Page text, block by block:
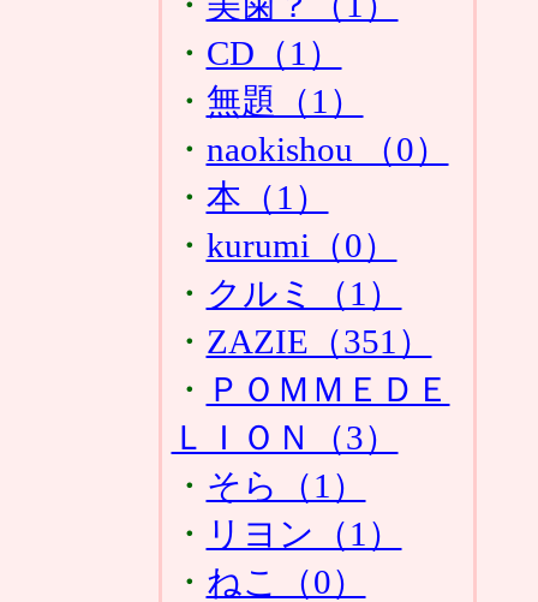
・ CD（1）
・ 無題（1）
・ naokishou （0）
・ 本（1）
・ kurumi（0）
・ クルミ（1）
・ ZAZIE（351）
・ ＰＯＭＭＥＤＥ
ＬＩＯＮ（3）
・ そら（1）
・ リヨン（1）
・ ねこ（0）